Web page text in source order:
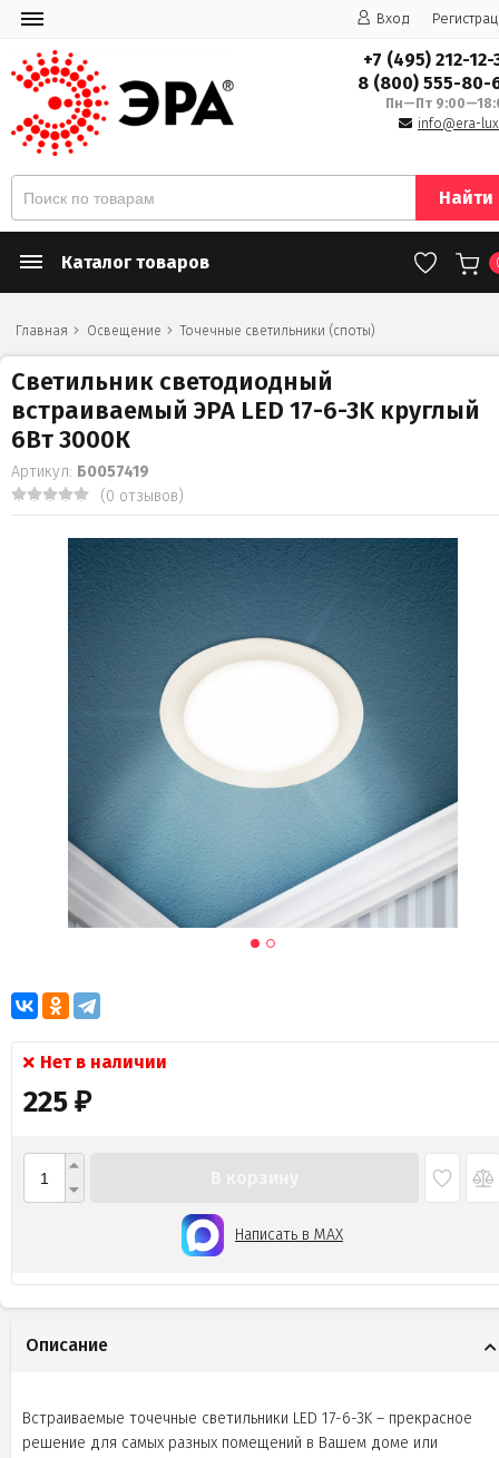
Вход
+7 (495) 212-12-
8 (800) 555-80-
Пн—Пт
info@era-
Найти
Каталог товаров
Главная Освещение Точечные светильники (споты)
Светильник светодиодный
встраиваемый ЭРА LED 17-6-3K круглый
6Вт 3000К
Артикул: Б0057419
(0 отзывов)
Нет в наличии
225 ₽
Написать в MAX
Описание
Встраиваемые точечные светильники LED 17-6-3K – прекрасное
решение для самых разных помещений в Вашем доме или